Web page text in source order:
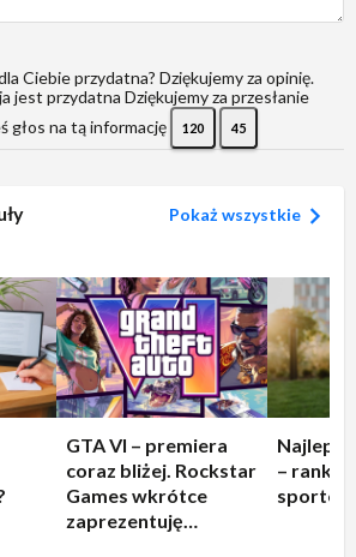
Ciebie przydatna? Dziękujemy za opinię.
jest przydatna Dziękujemy za przesłanie
głos na tą informację 120 45
Pokaż wszystkie
GTA VI – premiera
coraz bliżej. Rockstar
Games wkrótce
zaprezentuję
–